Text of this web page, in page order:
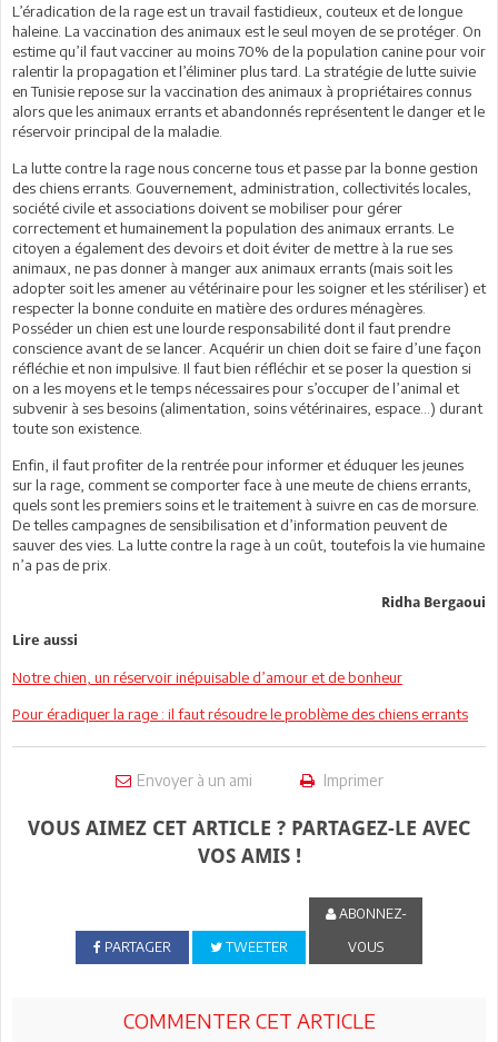
L’éradication de la rage est un travail fastidieux, couteux et de longue
haleine. La vaccination des animaux est le seul moyen de se protéger. On
estime qu’il faut vacciner au moins 70% de la population canine pour voir
ralentir la propagation et l’éliminer plus tard. La stratégie de lutte suivie
en Tunisie repose sur la vaccination des animaux à propriétaires connus
alors que les animaux errants et abandonnés représentent le danger et le
réservoir principal de la maladie.
La lutte contre la rage nous concerne tous et passe par la bonne gestion
des chiens errants. Gouvernement, administration, collectivités locales,
société civile et associations doivent se mobiliser pour gérer
correctement et humainement la population des animaux errants. Le
citoyen a également des devoirs et doit éviter de mettre à la rue ses
animaux, ne pas donner à manger aux animaux errants (mais soit les
adopter soit les amener au vétérinaire pour les soigner et les stériliser) et
respecter la bonne conduite en matière des ordures ménagères.
Posséder un chien est une lourde responsabilité dont il faut prendre
conscience avant de se lancer. Acquérir un chien doit se faire d’une façon
réfléchie et non impulsive. Il faut bien réfléchir et se poser la question si
on a les moyens et le temps nécessaires pour s’occuper de l’animal et
subvenir à ses besoins (alimentation, soins vétérinaires, espace…) durant
toute son existence.
Enfin, il faut profiter de la rentrée pour informer et éduquer les jeunes
sur la rage, comment se comporter face à une meute de chiens errants,
quels sont les premiers soins et le traitement à suivre en cas de morsure.
De telles campagnes de sensibilisation et d’information peuvent de
sauver des vies. La lutte contre la rage à un coût, toutefois la vie humaine
n’a pas de prix.
Ridha Bergaoui
Lire aussi
Notre chien, un réservoir inépuisable d’amour et de bonheur
Pour éradiquer la rage : il faut résoudre le problème des chiens errants
Envoyer à un ami Imprimer
VOUS AIMEZ CET ARTICLE ? PARTAGEZ-LE AVEC
VOS AMIS !
PARTAGER TWEETER
ABONNEZ-
VOUS
COMMENTER CET ARTICLE